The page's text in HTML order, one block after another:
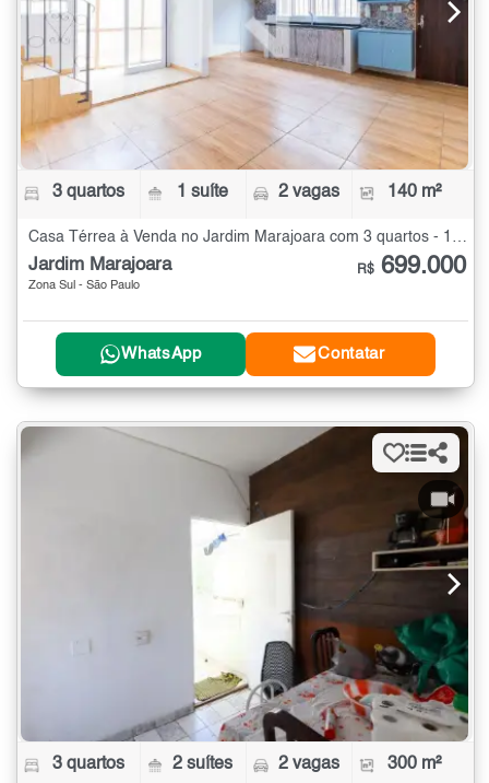
3 quartos 1 suíte 2 vagas 140 m²
Casa Térrea à Venda no Jardim Marajoara com 3 quartos - 140 m²
Jardim Marajoara
Zona Sul - São Paulo
R$ 699.000
WhatsApp Contatar
3 quartos 2 suítes 2 vagas 300 m²